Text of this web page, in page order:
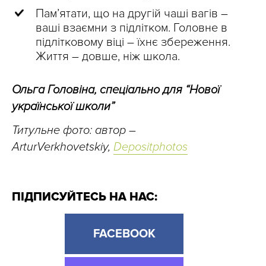
Пам’ятати, що на другій чаші вагів –
ваші взаємни з підлітком. Головне в
підлітковому віці – їхнє збереження.
Життя – довше, ніж школа.
Ольга Головіна, спеціально для “Нової
української школи”
Титульне фото: автор –
ArturVerkhovetskiy, Depositphotos
ПІДПИСУЙТЕСЬ НА НАС:
FACEBOOK